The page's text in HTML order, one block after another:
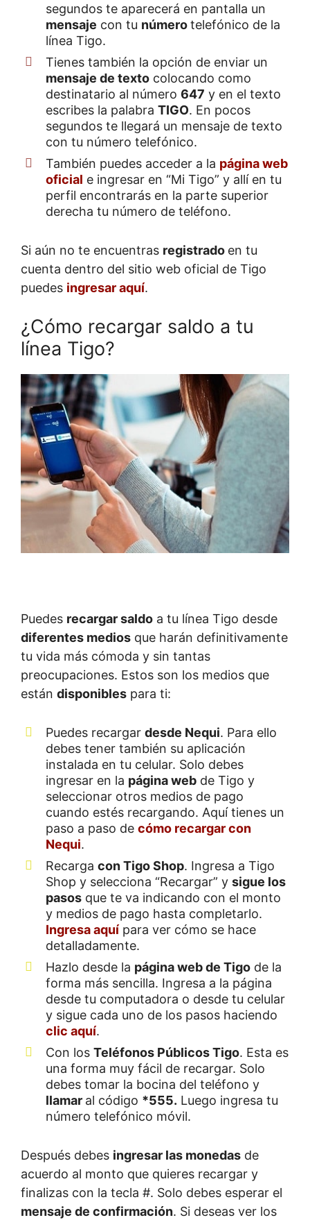
segundos te aparecerá en pantalla un
mensaje con tu númerotelefónico de la
línea Tigo.
Tienes también la opción de enviar un
mensaje de texto colocando como
destinatario al número 647 y en el texto
escribes la palabra TIGO. En pocos
segundos te llegará un mensaje de texto
con tu número telefónico.
También puedes acceder a la página web
oficial e ingresar en “Mi Tigo” y allí en tu
perfil encontrarás en la parte superior
derecha tu número de teléfono.
Si aún no te encuentras registrado en tu
cuenta dentro del sitio web oficial de Tigo
puedes ingresar aquí.
¿Cómo recargar saldo a tu
línea Tigo?
Puedes recargar saldo a tu línea Tigo desde
diferentes medios que harán definitivamente
tu vida más cómoda y sin tantas
preocupaciones. Estos son los medios que
están disponibles para ti:
Puedes recargar desde Nequi. Para ello
debes tener también su aplicación
instalada en tu celular. Solo debes
ingresar en la página web de Tigo y
seleccionar otros medios de pago
cuando estés recargando. Aquí tienes un
paso a paso de cómo recargar con
Nequi.
Recarga con Tigo Shop. Ingresa a Tigo
Shop y selecciona “Recargar” y sigue los
pasos que te va indicando con el monto
y medios de pago hasta completarlo.
Ingresa aquí para ver cómo se hace
detalladamente.
Hazlo desde la página web de Tigo de la
forma más sencilla. Ingresa a la página
desde tu computadora o desde tu celular
y sigue cada uno de los pasos haciendo
clic aquí.
Con los Teléfonos Públicos Tigo. Esta es
una forma muy fácil de recargar. Solo
debes tomar la bocina del teléfono y
llamar al código *555. Luego ingresa tu
número telefónico móvil.
Después debes ingresar las monedas de
acuerdo al monto que quieres recargar y
finalizas con la tecla #. Solo debes esperar el
mensaje de confirmación. Si deseas ver los